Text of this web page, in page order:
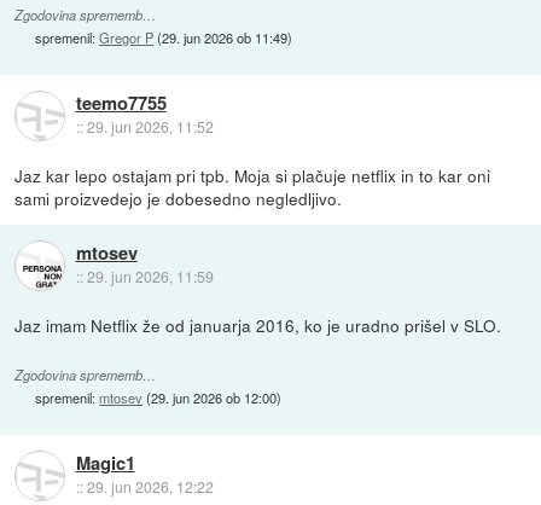
Zgodovina sprememb…
spremenil:Gregor P(29. jun 2026 ob 11:49)
teemo7755
::29. jun 2026, 11:52
Jaz kar lepo ostajam pri tpb. Moja si plačuje netflix in to kar oni
sami proizvedejo je dobesedno negledljivo.
mtosev
::29. jun 2026, 11:59
Jaz imam Netflix že od januarja 2016, ko je uradno prišel v SLO.
Zgodovina sprememb…
spremenil:mtosev(29. jun 2026 ob 12:00)
Magic1
::29. jun 2026, 12:22